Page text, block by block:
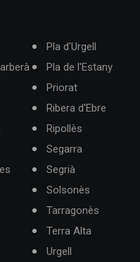
Pla d'Urgell
Pla de l'Estany
Priorat
Ribera d'Ebre
Ripollès
Segarra
Segrià
Solsonès
Tarragonès
Terra Alta
Urgell